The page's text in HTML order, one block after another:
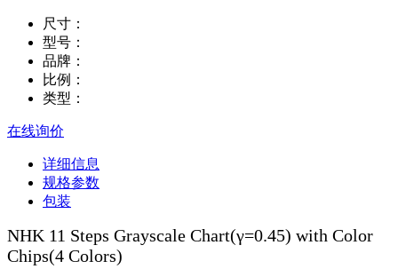
尺寸：
型号：
品牌：
比例：
类型：
在线询价
详细信息
规格参数
包装
NHK 11 Steps Grayscale Chart(γ=0.45) with Color
Chips(4 Colors)